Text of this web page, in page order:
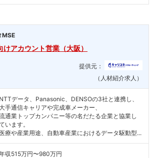
MSE
けアカウント営業（大阪）
提供元：
（人材紹介求人）
NTTデータ、Panasonic、DENSOの3社と連携し、
大手通信キャリアや完成車メーカー、
通業トップカンパニー等の名だたる企業と協業し
います。
療や産業用途、自動車産業におけるデータ駆動型...
収515万円〜980万円